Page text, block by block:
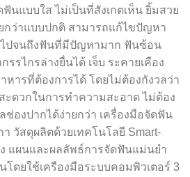
ฟันแบบใส ไม่เป็นที่สังเกตเห็น ยิ้มสวย
กว่าแบบปกติ สามารถแก้ไขปัญหา
ไปจนถึงฟันที่มีปัญหามาก ฟันซ้อน
รไกรล่างยื่นได้ เจ็บ ระคายเคือง
ารที่ต้องการได้ โดยไม่ต้องกังวลว่า
ะดวกในการทำความสะอาด ไม่ต้อง
ช่องปากได้ง่ายกว่า เครื่องมือจัดฟัน
า วัสดุผลิตด้วยเทคโนโลยี Smart-
แผนและผลลัพธ์การจัดฟันแม่นยำ
ดยใช้เครืองมือระบบคอมพิวเตอร์ 3